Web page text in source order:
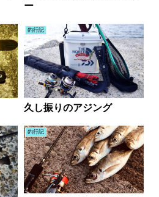
ー
釣行記
久し振りのアジング
釣行記